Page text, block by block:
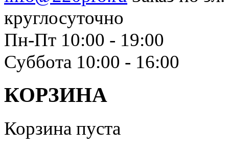
круглосуточно
Пн-Пт 10:00 - 19:00
Суббота 10:00 - 16:00
КОРЗИНА
Корзина пуста